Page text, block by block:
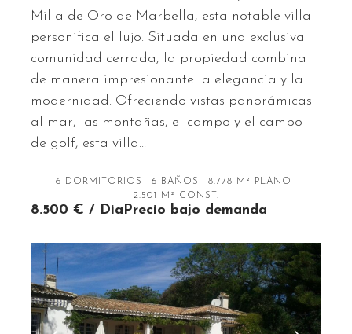
Milla de Oro de Marbella, esta notable villa
personifica el lujo. Situada en una exclusiva
comunidad cerrada, la propiedad combina
de manera impresionante la elegancia y la
modernidad. Ofreciendo vistas panorámicas
al mar, las montañas, el campo y el campo
de golf, esta villa…
6 DORMITORIOS 6 BAÑOS
8.778 M² PLANO
2.501 M² CONST.
8.500 € / DiaPrecio bajo demanda